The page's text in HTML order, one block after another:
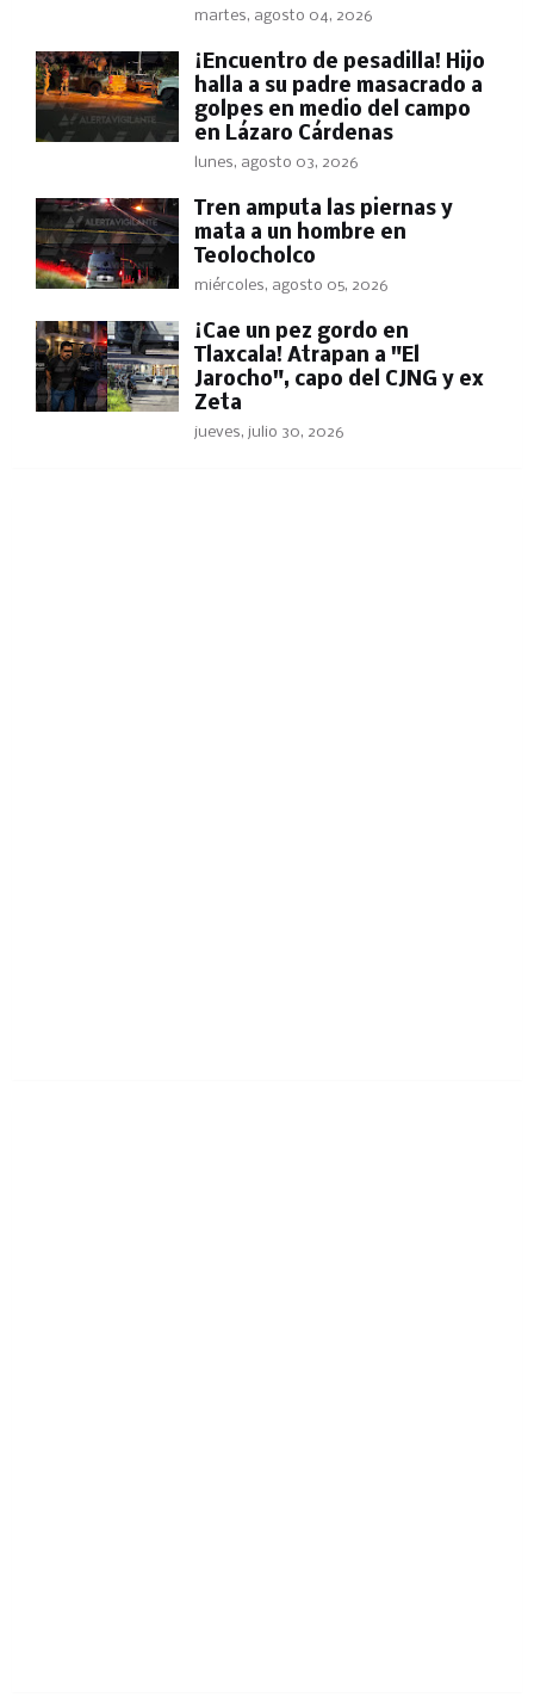
martes, agosto 04, 2026
​¡Encuentro de pesadilla! Hijo
halla a su padre masacrado a
golpes en medio del campo
en Lázaro Cárdenas
lunes, agosto 03, 2026
Tren amputa las piernas y
mata a un hombre en
Teolocholco
miércoles, agosto 05, 2026
​¡Cae un pez gordo en
Tlaxcala! Atrapan a "El
Jarocho", capo del CJNG y ex
Zeta
jueves, julio 30, 2026